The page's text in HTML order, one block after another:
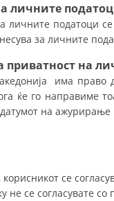
личните
личните податоци
за личните
приватност на
има право
ќе го направиме
на ажурирање
се
не се согласувате